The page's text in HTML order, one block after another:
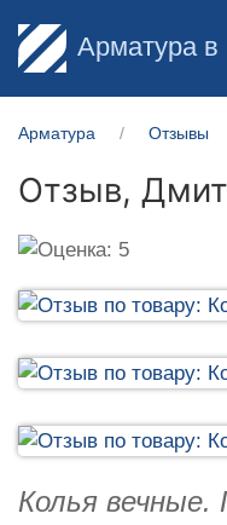
Арматура в
Арматура Отзывы
Отзыв,
Колья